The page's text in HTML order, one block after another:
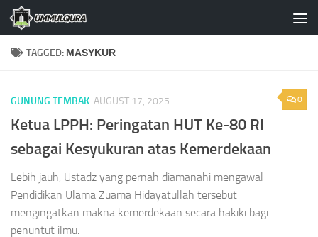
Skip to content
TAGGED: MASYKUR
0
GUNUNG TEMBAK AUGUST 17, 2025
Ketua LPPH: Peringatan HUT Ke-80 RI
sebagai Kesyukuran atas Kemerdekaan
Lebih jauh, Ustadz yang pernah diamanahi mengawal
Pendidikan Ulama Zuama Hidayatullah tersebut
mengingatkan makna kemerdekaan secara hakiki bagi
penuntut ilmu.